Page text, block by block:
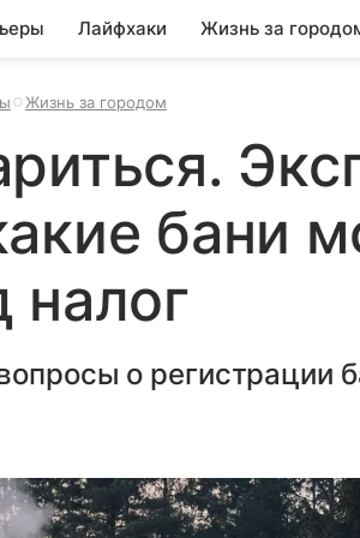
Лайфхаки Жизнь за
Жизнь за городом
бани
налог
о регистрации